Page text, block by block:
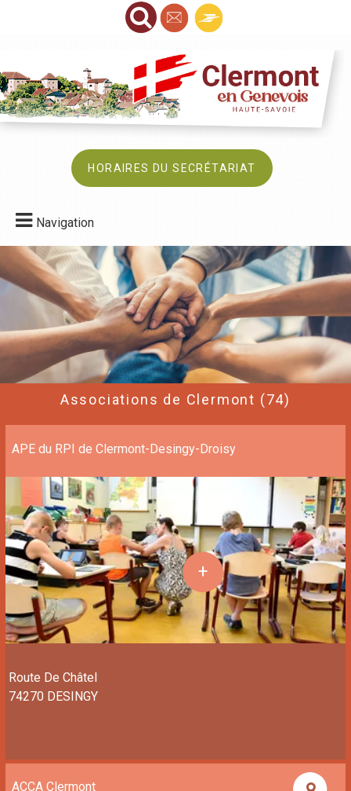
HORAIRES DU SECRÉTARIAT
Navigation
Associations de Clermont (74)
APE du RPI de Clermont-Desingy-Droisy
Route De Châtel
74270 DESINGY
ACCA Clermont